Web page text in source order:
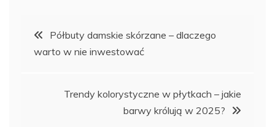
Nawigacja
wpisu
Półbuty damskie skórzane – dlaczego
warto w nie inwestować
Trendy kolorystyczne w płytkach – jakie
barwy królują w 2025?